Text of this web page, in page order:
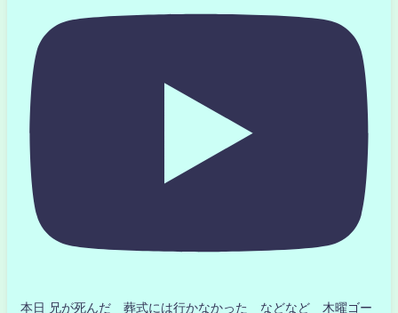
本日 兄が死んだ 葬式には行かなかった などなど 木曜ゴー